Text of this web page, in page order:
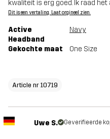
kwaliteit is erg goed. Ik raad het
Dit is een vertaling. Laat orgineel zien.
Active
Headband
Navy
Gekochte maat One Size
Article nr 10719
Uwe S. Geverifieerde